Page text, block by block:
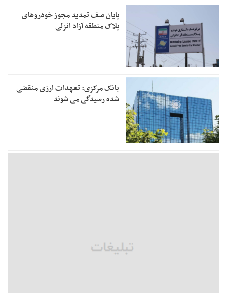
پایان صف تمدید مجوز خودروهای
پلاک منطقه آزاد انزلی
بانک مرکزی: تعهدات ارزی منقضی
شده رسیدگی می شوند